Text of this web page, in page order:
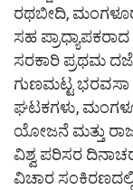
ರಥಬೀದಿ,
ಸಹ
ಸರಕಾರಿ ಪ್ರಥಮ
ಗುಣಮಟ್ಟ ಭರವಸಾ
ಘಟಕಗಳು,
ಯೋಜನೆ ಮತ್ತು
ವಿಶ್ವ ಪರಿಸರ
ವಿಚಾರ